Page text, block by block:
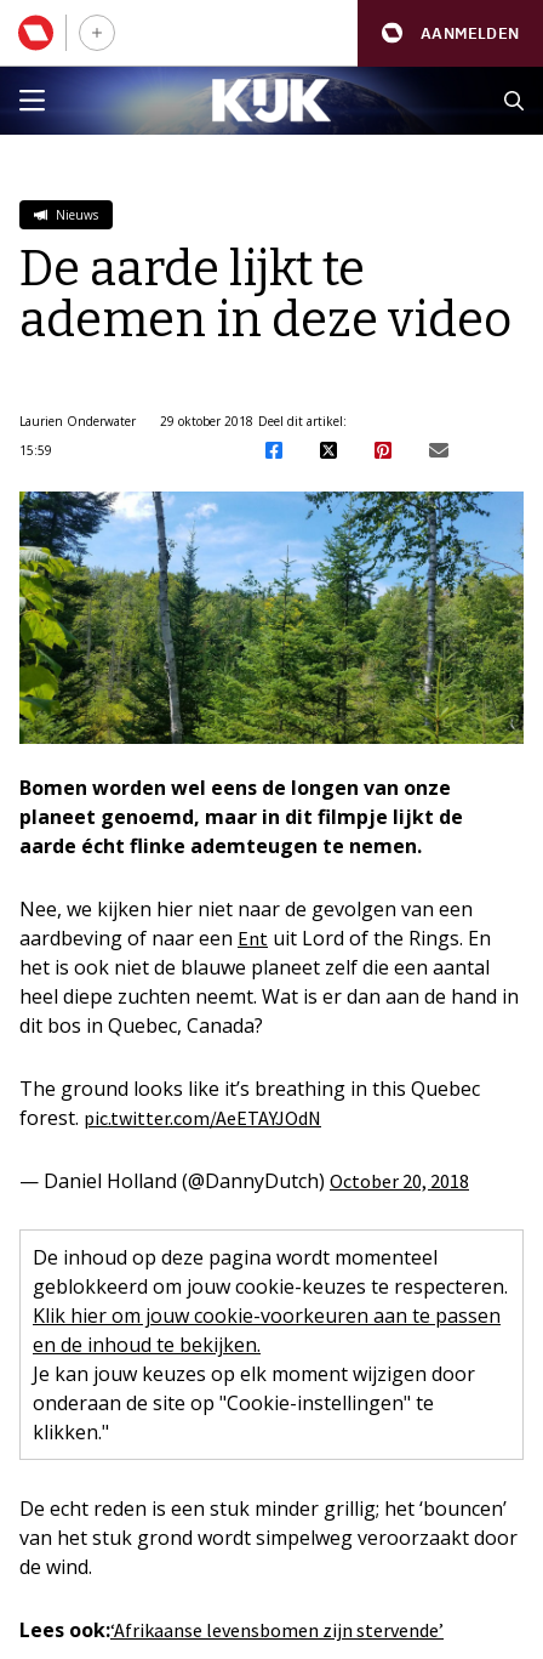
AANMELDEN
Nieuws
De aarde lijkt te
ademen in deze video
Laurien Onderwater
29 oktober 2018
15:59
Deel dit artikel:
Bomen worden wel eens de longen van onze
planeet genoemd, maar in dit filmpje lijkt de
aarde écht flinke ademteugen te nemen.
Nee, we kijken hier niet naar de gevolgen van een
aardbeving of naar een Ent uit Lord of the Rings. En
het is ook niet de blauwe planeet zelf die een aantal
heel diepe zuchten neemt. Wat is er dan aan de hand in
dit bos in Quebec, Canada?
The ground looks like it’s breathing in this Quebec
forest. pic.twitter.com/AeETAYJOdN
— Daniel Holland (@DannyDutch) October 20, 2018
De inhoud op deze pagina wordt momenteel
geblokkeerd om jouw cookie-keuzes te respecteren.
Klik hier om jouw cookie-voorkeuren aan te passen
en de inhoud te bekijken.
Je kan jouw keuzes op elk moment wijzigen door
onderaan de site op "Cookie-instellingen" te
klikken."
De echt reden is een stuk minder grillig; het ‘bouncen’
van het stuk grond wordt simpelweg veroorzaakt door
de wind.
Lees ook:‘Afrikaanse levensbomen zijn stervende’